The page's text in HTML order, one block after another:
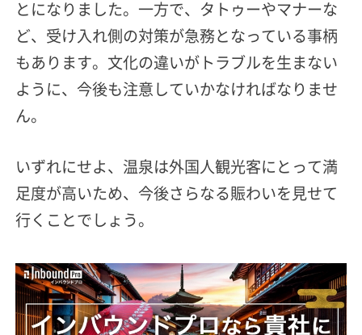
とになりました。一方で、タトゥーやマナーな
ど、受け入れ側の対策が急務となっている事柄
もあります。文化の違いがトラブルを生まない
ように、今後も注意していかなければなりませ
ん。
いずれにせよ、温泉は外国人観光客にとって満
足度が高いため、今後さらなる賑わいを見せて
行くことでしょう。